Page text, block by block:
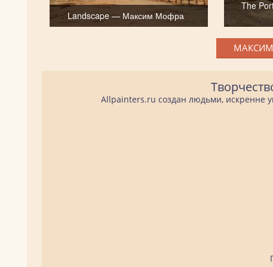
Landscape — Максим Мофра
The
Allpainters.ru создан людьми, искренне